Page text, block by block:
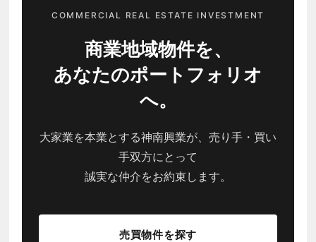
COMMERCIAL REAL ESTATE INVESTMENT
商業地域物件を、
あなたのポートフォリオ
へ。
大家業を本業とする神南興業が、売り手・買い
手双方にとって
誠実な仲介をお約束します。
売買物件を探す